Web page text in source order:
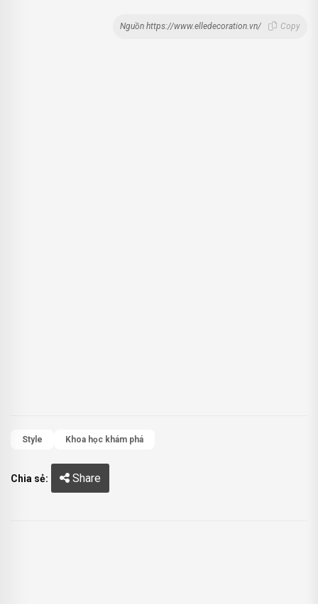
Nguồn https://www.elledecoration.vn/ Copy
Style Khoa học khám phá
Chia sẻ: Share